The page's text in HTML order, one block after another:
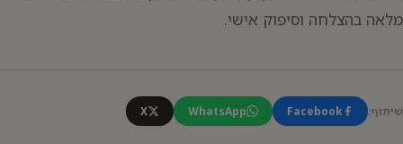
מלאה בהצלחה וסיפוק אישי.
שיתוף: Facebook
WhatsApp
X